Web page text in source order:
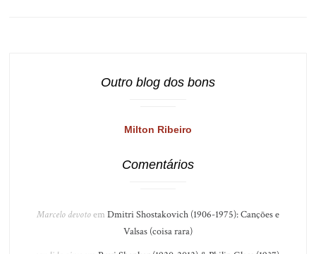
Outro blog dos bons
Milton Ribeiro
Comentários
Marcelo devotoem Dmitri Shostakovich (1906-1975): Canções e
Valsas (coisa rara)